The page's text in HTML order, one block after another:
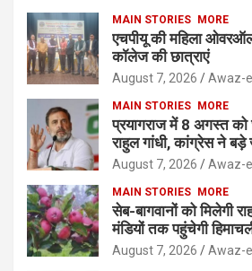
MAIN STORIES MORE
एचपीयू की महिला
कॉलेज की छात्राएं
August 7, 2026 Awaz-
MAIN STORIES MORE
प्रयागराज में 8 अगस्त
राहुल गांधी, कांग्रेस ने बड़े
August 7, 2026 Awaz-
MAIN STORIES MORE
सेब-बागवानों को मिलेगी
मंडियों तक पहुंचेगी
August 7, 2026 Awaz-